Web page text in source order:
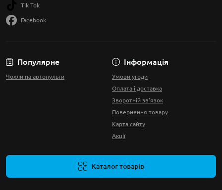
Популярне
Чохли на автопульти
Інформація
Умови угоди
Оплата і доставка
Зворотній зв'язок
Повернення товару
Карта сайту
Акції
Каталог товарів
Tik Tok
Facebook